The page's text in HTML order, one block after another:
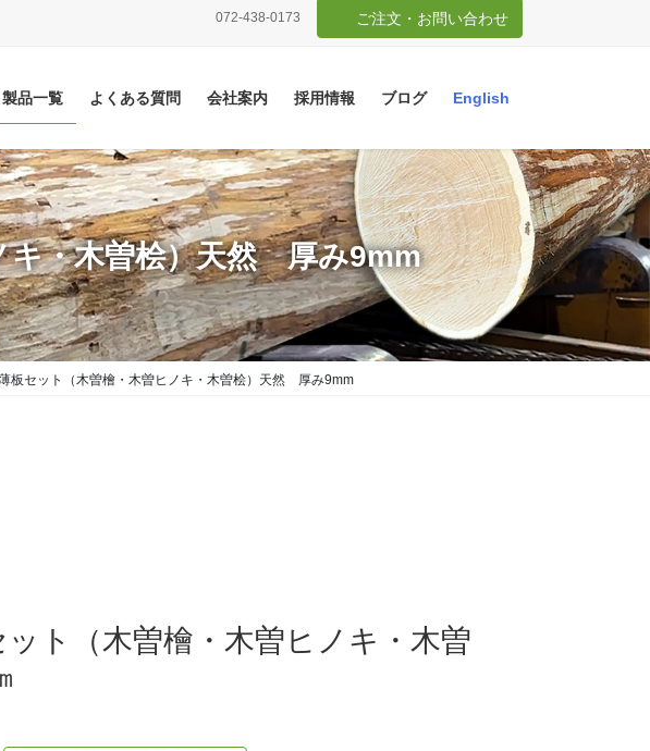
072-438-0173 ご注文・お問い合わせ
製品一覧 よくある質問 会社案内 採用情報 ブログ English
キ・木曽桧）天然 厚み9mm
板セット（木曽檜・木曽ヒノキ・木曽桧）天然 厚み9mm
ト（木曽檜・木曽ヒノキ・木曽